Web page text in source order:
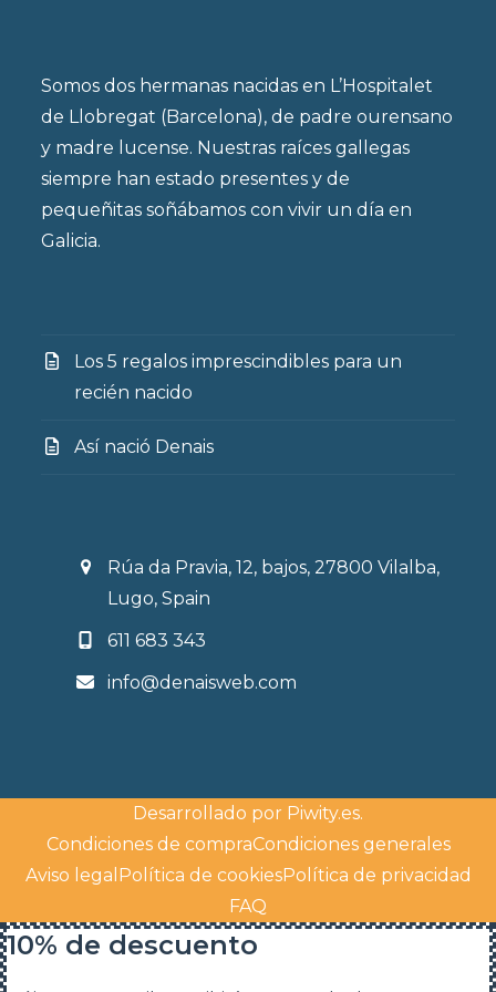
Somos dos hermanas nacidas en L’Hospitalet
de Llobregat (Barcelona), de padre ourensano
y madre lucense. Nuestras raíces gallegas
siempre han estado presentes y de
pequeñitas soñábamos con vivir un día en
Galicia.
Los 5 regalos imprescindibles para un
recién nacido
Así nació Denais
Rúa da Pravia, 12, bajos, 27800 Vilalba,
Lugo, Spain
611 683 343
info@denaisweb.com
Desarrollado por Piwity.es.
Condiciones de compraCondiciones generales
Aviso legal Política de cookiesPolítica de privacidad
FAQ
10% de descuento